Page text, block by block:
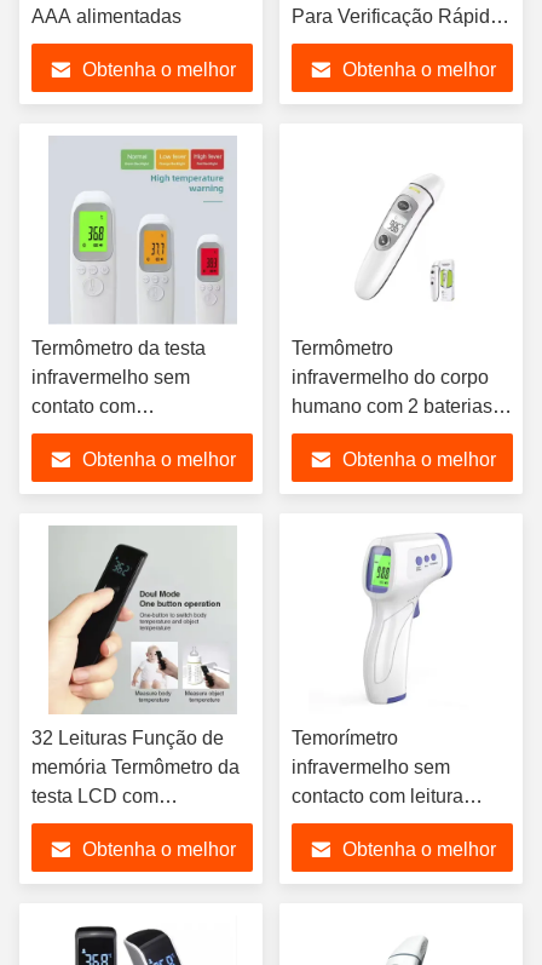
AAA alimentadas
Obtenha o melhor
Para Verificação Rápida
e Precisa da Temperatura
Obtenha o melhor
Termômetro da testa
infravermelho sem
contato com
armazenamento de
memóriaObtenha o melhor
Termômetro
infravermelho do corpo
humano com 2 baterias
AAA e precisão ± 0,2 ° C/
± 0,4 ° FObtenha o melhor
32 Leituras Função de
memória Termômetro da
testa LCD com
desligamento automático
Obtenha o melhor
Temorímetro
infravermelho sem
contacto com leitura
precisa de 0.1.C/0.1°F
ResoluçãoObtenha o melhor